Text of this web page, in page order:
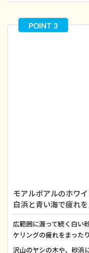
モアルボアルのホワ
白浜と青い海で疲れ
広範囲に渡って続く白い
ケリングの疲れをまった
沢山のヤシの木や、砂浜